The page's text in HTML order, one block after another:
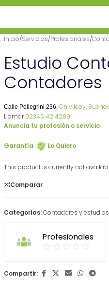
Inicio/Servicios/Profesionales/
Estudio
Contadores
Calle Pellegrini 236, Chivilcoy,
Llamar02346 42 4289
Anuncia tu profesión o servicio
Garantía Lo Quiero
This product is currently not
Comparar
Categorías:Contadores y estudios
Profesionales
Compartir: